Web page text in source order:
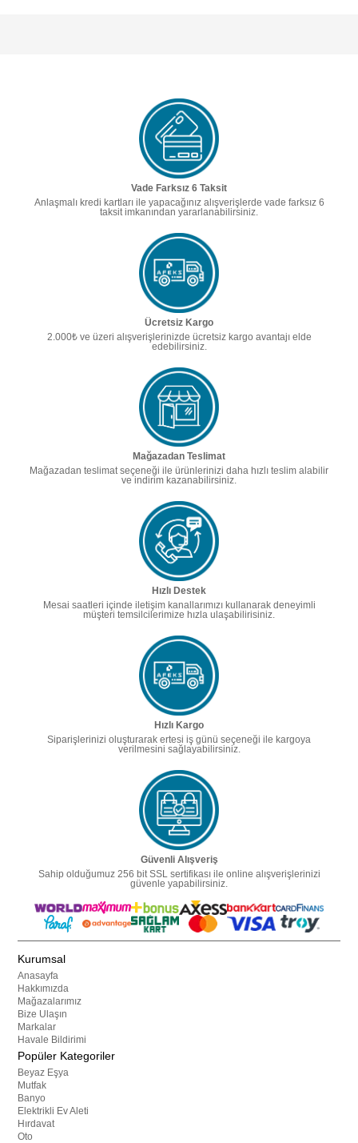
Vade Farksız 6 Taksit
Anlaşmalı kredi kartları ile yapacağınız alışverişlerde vade farksız 6
taksit imkanından yararlanabilirsiniz.
Ücretsiz Kargo
2.000₺ ve üzeri alışverişlerinizde ücretsiz kargo avantajı elde
edebilirsiniz.
Mağazadan Teslimat
Mağazadan teslimat seçeneği ile ürünlerinizi daha hızlı teslim alabilir
ve indirim kazanabilirsiniz.
Hızlı Destek
Mesai saatleri içinde iletişim kanallarımızı kullanarak deneyimli
müşteri temsilcilerimize hızla ulaşabilirisiniz.
Hızlı Kargo
Siparişlerinizi oluşturarak ertesi iş günü seçeneği ile kargoya
verilmesini sağlayabilirsiniz.
Güvenli Alışveriş
Sahip olduğumuz 256 bit SSL sertifikası ile online alışverişlerinizi
güvenle yapabilirsiniz.
Kurumsal
Anasayfa
Hakkımızda
Mağazalarımız
Bize Ulaşın
Markalar
Havale Bildirimi
Popüler Kategoriler
Beyaz Eşya
Mutfak
Banyo
Elektrikli Ev Aleti
Hırdavat
Oto